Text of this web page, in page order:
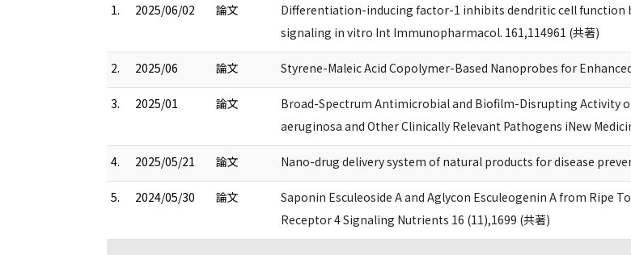
1.
2025/06/02 論文
Differentiation-inducing factor-1 inhibits dendritic cell
signaling in vitro Int Immunopharmacol. 161,114961 (共著)
2. 2025/06 論文 Styrene-Maleic Acid Copolymer-Based Nanoprobes for
3. 2025/01 論文
Broad-Spectrum Antimicrobial and Biofilm-Disrupting Activity
aeruginosa and Other Clinically Relevant Pathogens iNew
4. 2025/05/21 論文 Nano-drug delivery system of natural products for disease
5. 2024/05/30 論文
Saponin Esculeoside A and Aglycon Esculeogenin A from
Receptor 4 Signaling Nutrients 16 (11),1699 (共著)